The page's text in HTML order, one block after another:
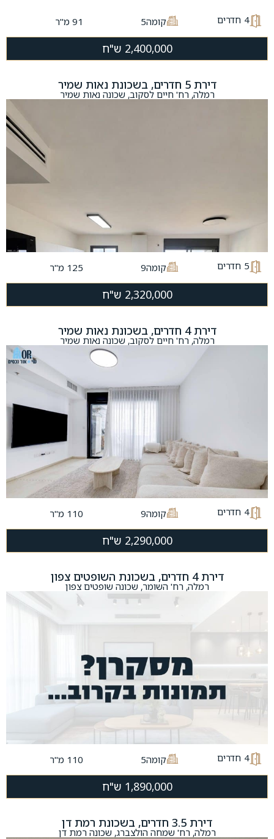
4 חדרים קומה5 91 מ"ר
2,400,000 ש"ח
דירת 5 חדרים, בשכונת נאות שמיר
רמלה, רח' חיים לסקוב, שכונה נאות שמיר
5 חדרים קומה9 125 מ"ר
2,320,000 ש"ח
דירת 4 חדרים, בשכונת נאות שמיר
רמלה, רח' חיים לסקוב, שכונה נאות שמיר
4 חדרים קומה9 110 מ"ר
2,290,000 ש"ח
דירת 4 חדרים, בשכונת השופטים צפון
רמלה, רח' השומר, שכונה שופטים צפון
4 חדרים קומה5 110 מ"ר
1,890,000 ש"ח
דירת 3.5 חדרים, בשכונת רמת דן
רמלה, רח' שמחה הולצברג, שכונה רמת דן